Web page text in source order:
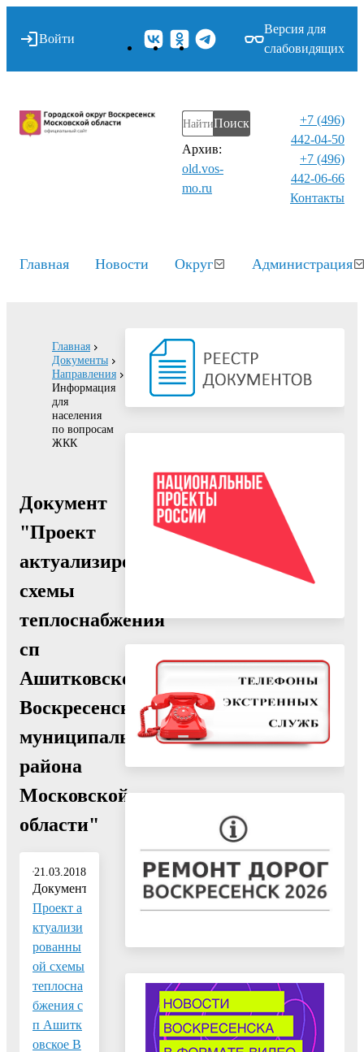
Войти
Версия для
слабовидящих
Поиск
Архив:
old.vos-
mo.ru
+7 (496)
442-04-50
+7 (496)
442-06-66
Контакты⁠
Главная Новости Округ Администрация
Главная
Документы
Направления
Информация
для
населения
по вопросам
ЖКК
Документ
"Проект
актуализированныой
схемы
теплоснабжения
сп
Ашитковское
Воскресенского
муниципального
района
Московской
области"
21.03.2018
Документ:
Проект а
ктуализи
рованны
ой схемы
теплосна
бжения с
п Ашитк
овское В